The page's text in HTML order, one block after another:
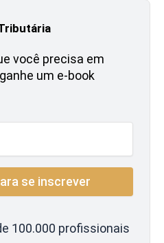
você precisa em
um e-book
100.000 profissionais